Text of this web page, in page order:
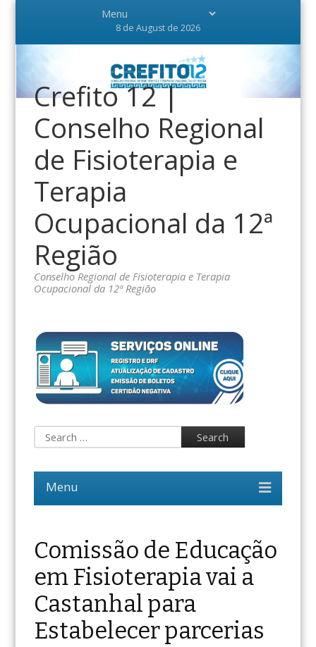
8 de August de 2026
Crefito 12 |
Conselho Regional
de Fisioterapia e
Terapia
Ocupacional da 12ª
Região
Conselho Regional de Fisioterapia e Terapia
Ocupacional da 12ª Região
Comissão de Educação
em Fisioterapia vai a
Castanhal para
Estabelecer parcerias